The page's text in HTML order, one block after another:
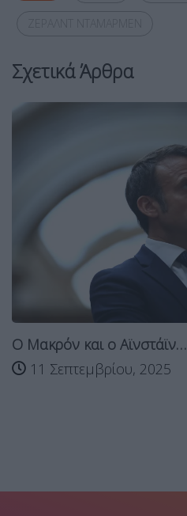
Σχετικά Άρθρα
Ο Μακρόν και ο Αϊνστάϊν…
11 Σεπτεμβρίου, 2025